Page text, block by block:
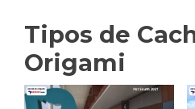
Tipos de
Origami